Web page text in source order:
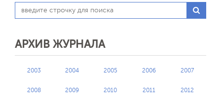
АРХИВ ЖУРНАЛА
2003 2004 2005 2006 2007
2008 2009 2010 2011 2012